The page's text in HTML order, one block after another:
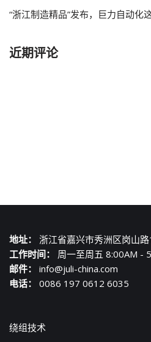
“浙江制造精品”发布，巨力自动化
近期评论
地址：
浙江省嘉兴市秀洲区岗山
工作时间：
周一至周五 8:00AM -
邮件：
info@juli-china.com
电话：
0086 197 0612 6035
绕组技术